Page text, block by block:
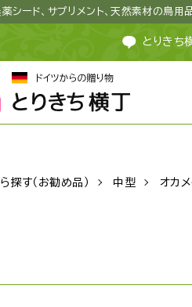
シード、サプリメント、天然素材の鳥用
とりきち
探す（お勧め品） 中型 オカメ